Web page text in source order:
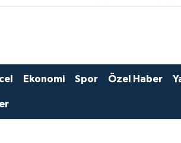
Ekonomi Spor Özel Haber